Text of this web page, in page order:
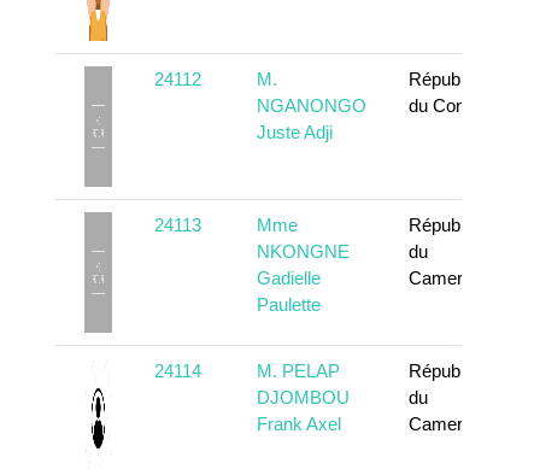
24112
M.
NGANONGO
Juste Adji
République
du Congo
24113
Mme
NKONGNE
Gadielle
Paulette
République
du
Cameroun
24114
M. PELAP
DJOMBOU
Frank Axel
République
du
Cameroun